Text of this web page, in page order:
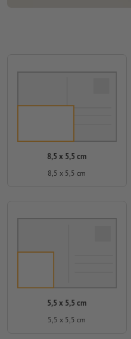
8,5 x 5,5 cm
8,5 x 5,5 cm
5,5 x 5,5 cm
5,5 x 5,5 cm